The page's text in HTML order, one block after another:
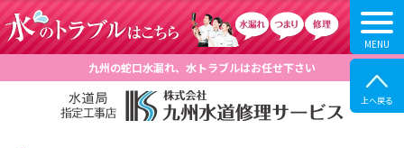
九州の蛇口水漏れ、水トラブルはお任せ下さい